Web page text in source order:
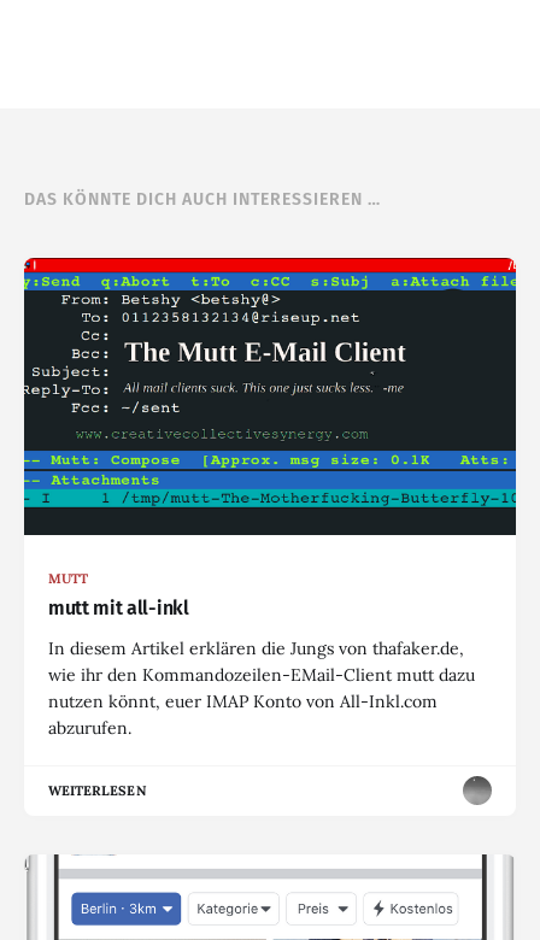
DAS KÖNNTE DICH AUCH INTERESSIEREN …
MUTT
mutt mit all-inkl
In diesem Artikel erklären die Jungs von thafaker.de,
wie ihr den Kommandozeilen-EMail-Client mutt dazu
nutzen könnt, euer IMAP Konto von All-Inkl.com
abzurufen.
WEITERLESEN